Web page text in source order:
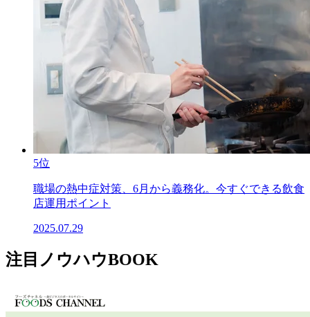
5位
職場の熱中症対策、6月から義務化。今すぐできる飲食
店運用ポイント
2025.07.29
注目ノウハウBOOK